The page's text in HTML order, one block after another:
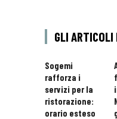
GLI
Sogemi
rafforza i
servizi per la
ristorazione:
orario esteso